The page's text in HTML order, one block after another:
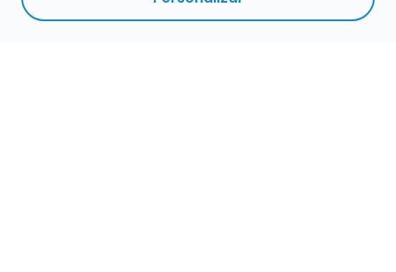
VOLVER A ACTIVAS ARCHIVADAS CENTROS ADMINISTRACIÓ
N